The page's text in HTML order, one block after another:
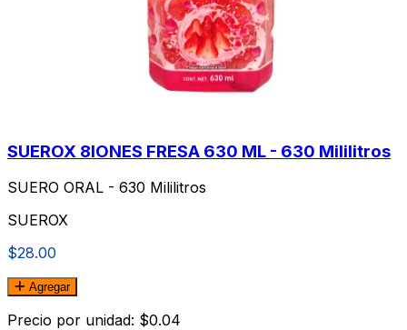
SUEROX 8IONES FRESA 630 ML - 630 Mililitros
SUERO ORAL - 630 Mililitros
SUEROX
$28.00
Agregar
Precio por unidad: $0.04